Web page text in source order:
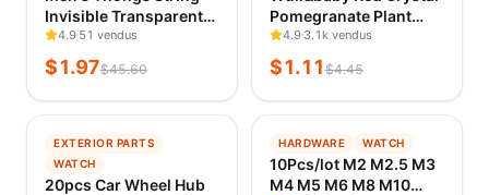
Invisible Transparent
Pvc Waisted Pouch
Panties High Fork Sexy
Low Waist Seamless
4.9 51 vendus
$1.97$45.60
Pomegranate Plant
Brooch Pins For
Women Summer
Jewelry Gift Bag Suit
4.9 3.1k vendus
$1.11 $4.45
−93%
TENDANCE
VÉRIFIÉ IL Y A 23 H
EXTERIOR PARTS
WATCH
20pcs Car Wheel Hub
−96%
TENDANCE
VÉRIFIÉ IL Y A 23 H
HARDWARE WATCH
10Pcs/lot M2 M2.5 M3
M4 M5 M6 M8 M10